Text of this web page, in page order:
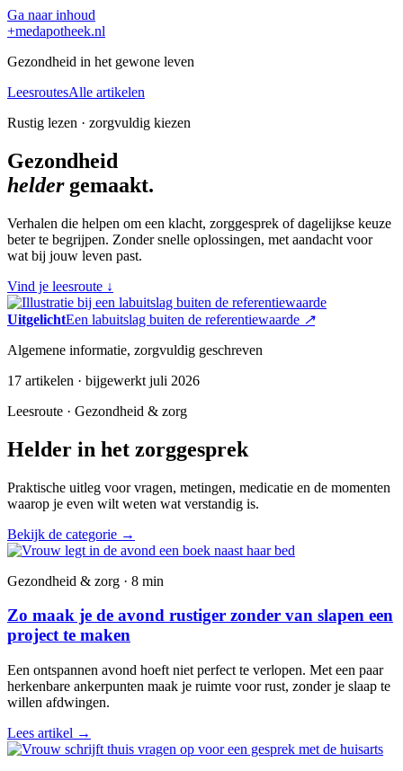
Ga naar inhoud
+medapotheek.nl
Gezondheid in het gewone leven
LeesroutesAlle artikelen
Rustig lezen · zorgvuldig kiezen
Gezondheid
heldergemaakt.
Verhalen die helpen om een klacht, zorggesprek of dagelijkse keuze
beter te begrijpen. Zonder snelle oplossingen, met aandacht voor
wat bij jouw leven past.
Vind je leesroute ↓
UitgelichtEen labuitslag buiten de referentiewaarde ↗
Algemene informatie, zorgvuldig geschreven
17 artikelen · bijgewerkt juli 2026
Leesroute · Gezondheid & zorg
Helder in het zorggesprek
Praktische uitleg voor vragen, metingen, medicatie en de momenten
waarop je even wilt weten wat verstandig is.
Bekijk de categorie →
Gezondheid & zorg · 8 min
Zo maak je de avond rustiger zonder van slapen een
project te maken
Een ontspannen avond hoeft niet perfect te verlopen. Met een paar
herkenbare ankerpunten maak je ruimte voor rust, zonder je slaap te
willen afdwingen.
Lees artikel →